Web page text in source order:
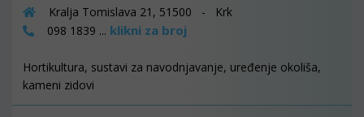
Kralja Tomislava 21, 51500 - Krk
098 1839 ... klikni za broj
Hortikultura, sustavi za navodnjavanje, uređenje okoliša,
kameni zidovi